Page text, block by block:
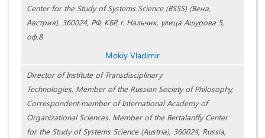
Center for the Study of Systems Science (BSSS) (Вена,
Австрия). 360024, РФ, КБР, г. Нальчик, улица Ашурова 5,
оф.8
Mokiy Vladimir
Director of Institute of Transdisciplinary
Technologies, Member of the Russian Society of Philosophy,
Correspondent-member of International Academy of
Organizational Sciences. Member of the Bertalanffy Center
for the Study of Systems Science (Austria), 360024, Russia,